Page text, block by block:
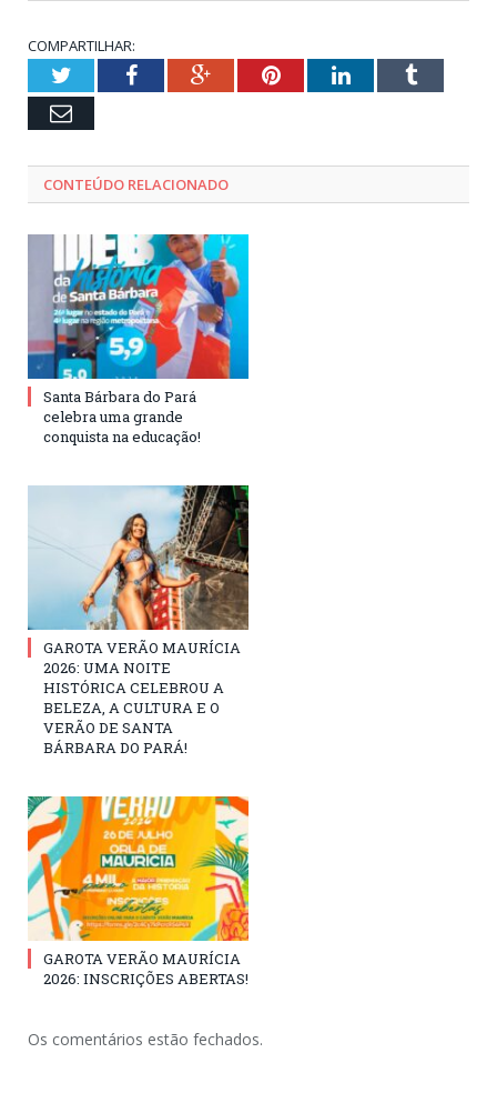
COMPARTILHAR:
TwitterFacebookGoogle+PinterestLinkedInTumblr
Email
CONTEÚDO RELACIONADO
Santa Bárbara do Pará
celebra uma grande
conquista na educação!
GAROTA VERÃO MAURÍCIA
2026: UMA NOITE
HISTÓRICA CELEBROU A
BELEZA, A CULTURA E O
VERÃO DE SANTA
BÁRBARA DO PARÁ!
GAROTA VERÃO MAURÍCIA
2026: INSCRIÇÕES ABERTAS!
Os comentários estão fechados.